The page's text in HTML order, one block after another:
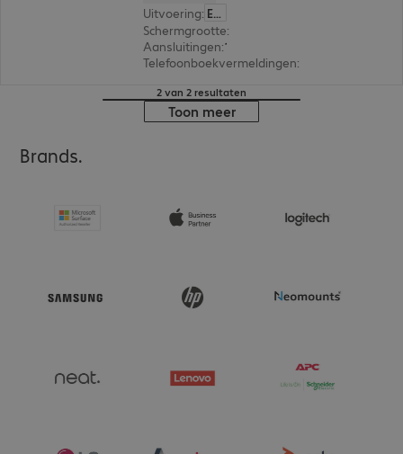
Uitvoering: Europa
Schermgrootte:
Aansluitingen:
Telefoonboekvermeldingen:
2 van 2 resultaten
Toon meer
Brands.